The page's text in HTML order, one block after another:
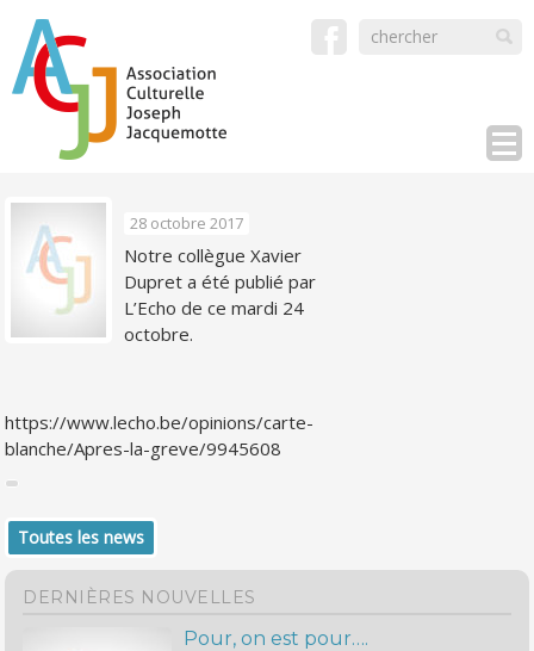
28 octobre 2017
Notre collègue Xavier
Dupret a été publié par
L’Echo de ce mardi 24
octobre.
https://www.lecho.be/opinions/carte-
blanche/Apres-la-greve/9945608
Toutes les news
DERNIÈRES NOUVELLES
Pour, on est pour….